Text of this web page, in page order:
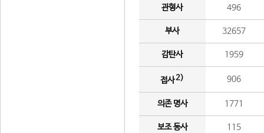
관형사 496
부사 32657
감탄사 1959
접사2) 906
의존 명사 1771
보조 동사 115